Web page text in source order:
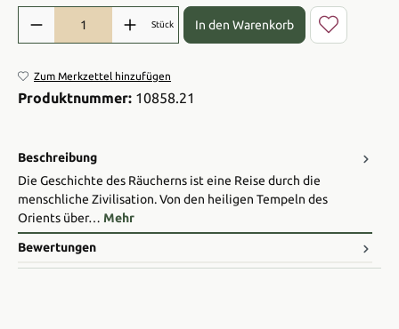
Produkt Anzahl: Gib den gewünschten Wert ein oder benutze die
Stück In den Warenkorb
Zum Merkzettel hinzufügen
Produktnummer: 10858.21
Beschreibung
Die Geschichte des Räucherns ist eine Reise durch die
menschliche Zivilisation. Von den heiligen Tempeln des
Orients über… Mehr
Bewertungen